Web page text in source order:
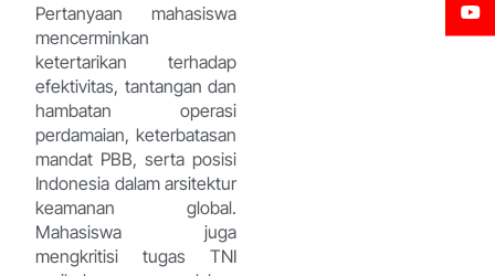
Pertanyaan mahasiswa
mencerminkan
ketertarikan terhadap
efektivitas, tantangan dan
hambatan operasi
perdamaian, keterbatasan
mandat PBB, serta posisi
Indonesia dalam arsitektur
keamanan global.
Mahasiswa juga
mengkritisi tugas TNI